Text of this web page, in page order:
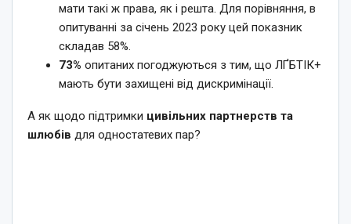
мати такі ж права, як і решта. Для порівняння, в
опитуванні за січень 2023 року цей показник
складав 58%.
73% опитаних погоджуються з тим, що ЛҐБТІК+
мають бути захищені від дискримінації.
А як щодо підтримки цивільних партнерств та
шлюбів для одностатевих пар?